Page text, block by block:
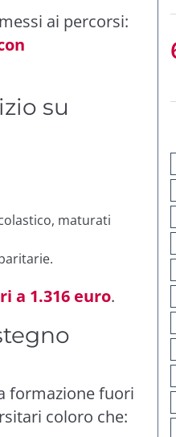
ai percorsi:
su
maturati
a 1.316 euro.
formazione fuori
coloro che: